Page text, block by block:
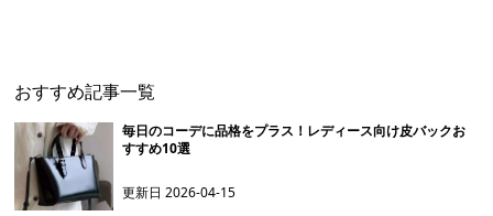
おすすめ記事一覧
毎日のコーデに品格をプラス！レディース向け皮バックお
すすめ10選
更新日2026-04-15